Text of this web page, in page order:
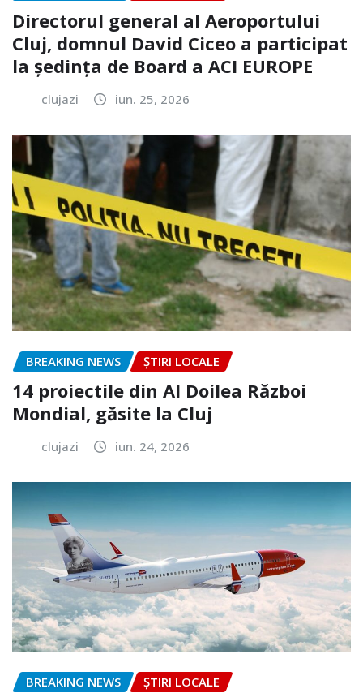
Directorul general al Aeroportului
Cluj, domnul David Ciceo a participat
la ședința de Board a ACI EUROPE
clujazi iun. 25, 2026
BREAKING NEWS ȘTIRI LOCALE
14 proiectile din Al Doilea Război
Mondial, găsite la Cluj
clujazi iun. 24, 2026
BREAKING NEWS ȘTIRI LOCALE